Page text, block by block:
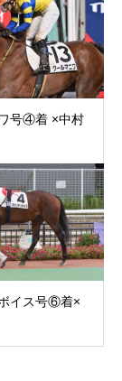
号④着 ×中村
イス号⑥着×